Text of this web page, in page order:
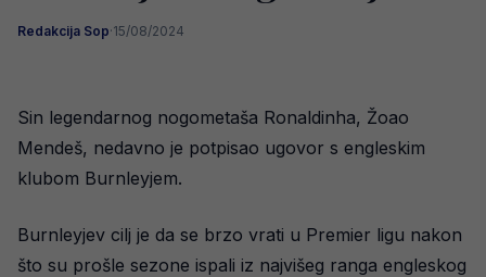
Redakcija Sop·15/08/2024
Sin legendarnog nogometaša Ronaldinha, Žoao
Mendeš, nedavno je potpisao ugovor s engleskim
klubom Burnleyjem.
Burnleyjev cilj je da se brzo vrati u Premier ligu nakon
što su prošle sezone ispali iz najvišeg ranga engleskog